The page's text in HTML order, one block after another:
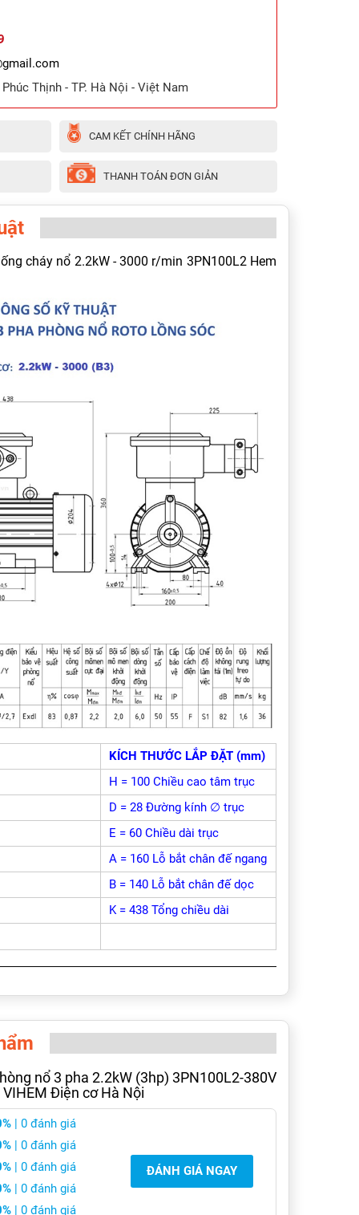
Thịnh - TP. Hà Nội - Việt Nam
CAM KẾT CHÍNH HÃNG
THANH TOÁN ĐƠN GIẢN
cháy nổ 2.2kW - 3000 r/min 3PN100L2 Hem
KÍCH THƯỚC LẮP ĐẶT (mm)
H = 100 Chiều cao tâm trục
D = 28 Đường kính ∅ trục
E = 60 Chiều dài trục
A = 160 Lỗ bắt chân đế ngang
B = 140 Lỗ bắt chân đế dọc
K = 438 Tổng chiều dài
nổ 3 pha 2.2kW (3hp) 3PN100L2-380V
Điện cơ Hà Nội
| 0 đánh giá
| 0 đánh giá
| 0 đánh giá
| 0 đánh giá
| 0 đánh giá
ĐÁNH GIÁ NGAY